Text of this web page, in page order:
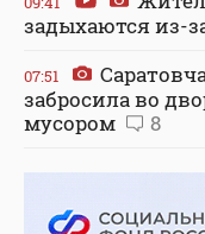
задыхаются из-
07:51
забросила во
мусором
8